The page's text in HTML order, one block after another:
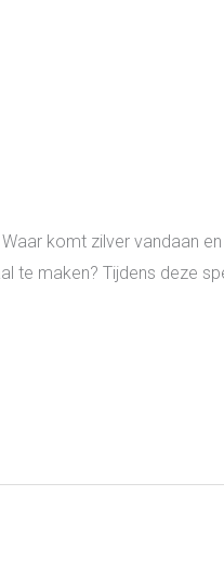
komt zilver vandaan
te maken? Tijdens deze